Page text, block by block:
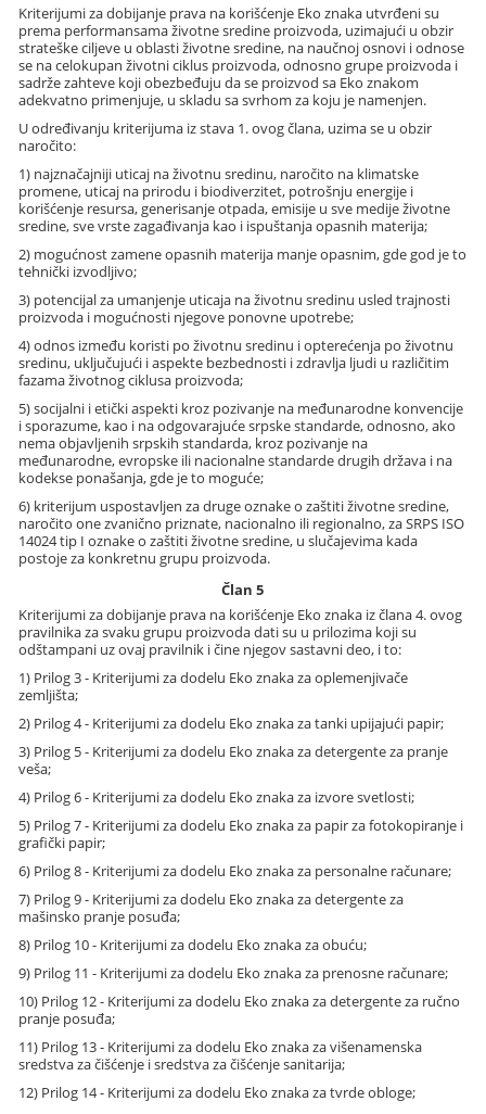
Kriterijumi za dobijanje prava na korišćenje Eko znaka utvrđeni su
prema performansama životne sredine proizvoda, uzimajući u obzir
strateške ciljeve u oblasti životne sredine, na naučnoj osnovi i odnose
se na celokupan životni ciklus proizvoda, odnosno grupe proizvoda i
sadrže zahteve koji obezbeđuju da se proizvod sa Eko znakom
adekvatno primenjuje, u skladu sa svrhom za koju je namenjen.
U određivanju kriterijuma iz stava 1. ovog člana, uzima se u obzir
naročito:
1) najznačajniji uticaj na životnu sredinu, naročito na klimatske
promene, uticaj na prirodu i biodiverzitet, potrošnju energije i
korišćenje resursa, generisanje otpada, emisije u sve medije životne
sredine, sve vrste zagađivanja kao i ispuštanja opasnih materija;
2) mogućnost zamene opasnih materija manje opasnim, gde god je to
tehnički izvodljivo;
3) potencijal za umanjenje uticaja na životnu sredinu usled trajnosti
proizvoda i mogućnosti njegove ponovne upotrebe;
4) odnos između koristi po životnu sredinu i opterećenja po životnu
sredinu, uključujući i aspekte bezbednosti i zdravlja ljudi u različitim
fazama životnog ciklusa proizvoda;
5) socijalni i etički aspekti kroz pozivanje na međunarodne konvencije
i sporazume, kao i na odgovarajuće srpske standarde, odnosno, ako
nema objavljenih srpskih standarda, kroz pozivanje na
međunarodne, evropske ili nacionalne standarde drugih država i na
kodekse ponašanja, gde je to moguće;
6) kriterijum uspostavljen za druge oznake o zaštiti životne sredine,
naročito one zvanično priznate, nacionalno ili regionalno, za SRPS ISO
14024 tip I oznake o zaštiti životne sredine, u slučajevima kada
postoje za konkretnu grupu proizvoda.
Član 5
Kriterijumi za dobijanje prava na korišćenje Eko znaka iz člana 4. ovog
pravilnika za svaku grupu proizvoda dati su u prilozima koji su
odštampani uz ovaj pravilnik i čine njegov sastavni deo, i to:
1) Prilog 3 - Kriterijumi za dodelu Eko znaka za oplemenjivače
zemljišta;
2) Prilog 4 - Kriterijumi za dodelu Eko znaka za tanki upijajući papir;
3) Prilog 5 - Kriterijumi za dodelu Eko znaka za detergente za pranje
veša;
4) Prilog 6 - Kriterijumi za dodelu Eko znaka za izvore svetlosti;
5) Prilog 7 - Kriterijumi za dodelu Eko znaka za papir za fotokopiranje i
grafički papir;
6) Prilog 8 - Kriterijumi za dodelu Eko znaka za personalne računare;
7) Prilog 9 - Kriterijumi za dodelu Eko znaka za detergente za
mašinsko pranje posuđa;
8) Prilog 10 - Kriterijumi za dodelu Eko znaka za obuću;
9) Prilog 11 - Kriterijumi za dodelu Eko znaka za prenosne računare;
10) Prilog 12 - Kriterijumi za dodelu Eko znaka za detergente za ručno
pranje posuđa;
11) Prilog 13 - Kriterijumi za dodelu Eko znaka za višenamenska
sredstva za čišćenje i sredstva za čišćenje sanitarija;
12) Prilog 14 - Kriterijumi za dodelu Eko znaka za tvrde obloge;